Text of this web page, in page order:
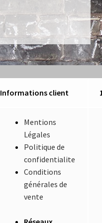
Informations client
Mentions
Légales
Politique de
confidentialite
Conditions
générales de
vente